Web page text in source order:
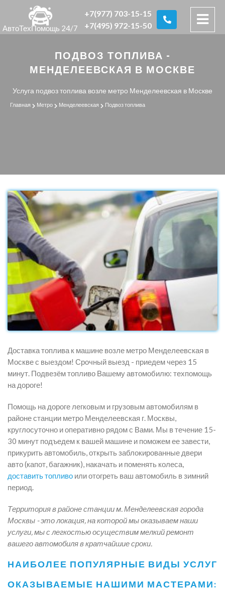
АвтоТехПомощь 24/7
+7(977) 703-15-15
+7(495) 972-15-50
ПОДВОЗ ТОПЛИВА -
МЕНДЕЛЕЕВСКАЯ В МОСКВЕ
Услуга подвоз топлива возле метро Менделеевская в Москве
Главная Метро Менделеевская Подвоз топлива
Доставка топлива к машине возле метро Менделеевская в
Москве с выездом! Срочный выезд - приедем через 15
минут. Подвезём топливо Вашему автомобилю: техпомощь
на дороге!
Помощь на дороге легковым и грузовым автомобилям в
районе станции метро Менделеевская г. Москвы,
круглосуточно и оперативно рядом с Вами. Мы в течение 15-
30 минут подъедем к вашей машине и поможем ее завести,
прикурить автомобиль, открыть заблокированные двери
авто (капот, багажник), накачать и поменять колеса,
доставить топливо или отогреть ваш автомобиль в зимний
период.
Территория в районе станции м. Менделеевская города
Москвы - это локация, на которой мы оказываем наши
услуги, мы с легкостью осуществим мелкий ремонт
вашего автомобиля в кратчайшие сроки.
НАИБОЛЕЕ ПОПУЛЯРНЫЕ ВИДЫ УСЛУГ
ОКАЗЫВАЕМЫЕ НАШИМИ МАСТЕРАМИ: